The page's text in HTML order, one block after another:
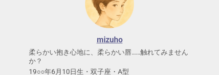
mizuho
柔らかい抱き心地に、柔らかい唇……触れてみません
か？
19○○年6月10日生・双子座・A型